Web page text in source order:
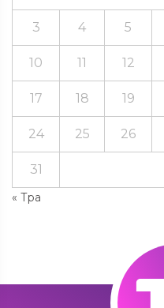
« Тра
3 4 5
10 11 12
17 18 19
24 25 26
31